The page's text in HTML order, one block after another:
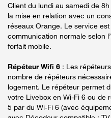
Client du lundi au samedi de
la mise en relation avec un
réseaux Orange. Le service
communication normale selon
forfait mobile.
Répéteur Wifi 6 : Les
nombre de répéteurs
logement. Le répéteur permet
votre Livebox en Wi-Fi 6 ou de
5 par du Wi-Fi 6 (avec